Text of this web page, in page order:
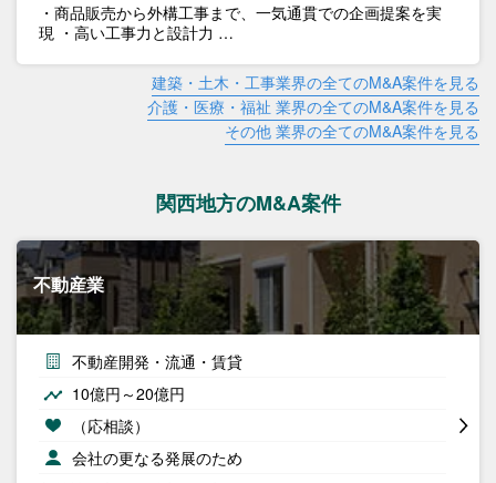
・商品販売から外構工事まで、一気通貫での企画提案を実
現 ・高い工事力と設計力 …
建築・土木・工事業界の全てのM&A案件を見る
介護・医療・福祉 業界の全てのM&A案件を見る
その他 業界の全てのM&A案件を見る
関西地方のM&A案件
不動産業
不動産開発・流通・賃貸
10億円～20億円
（応相談）
会社の更なる発展のため